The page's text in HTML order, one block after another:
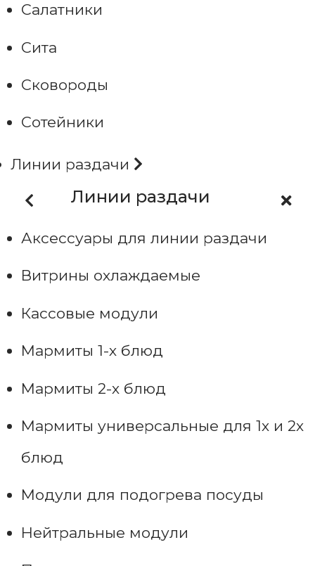
Салатники
Сита
Сковороды
Сотейники
Линии раздачи
Линии раздачи
Аксессуары для линии раздачи
Витрины охлаждаемые
Кассовые модули
Мармиты 1-х блюд
Мармиты 2-х блюд
Мармиты универсальные для 1х и 2х
блюд
Модули для подогрева посуды
Нейтральные модули